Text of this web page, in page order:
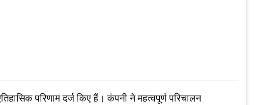
परिणाम दर्ज किए हैं। कंपनी ने महत्वपूर्ण परिचालन